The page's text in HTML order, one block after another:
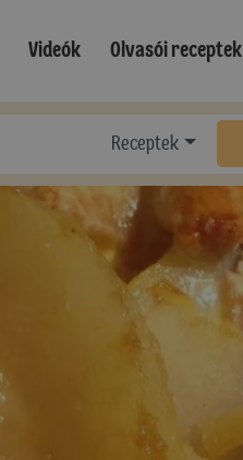
Videók Olvasói receptek
Receptek